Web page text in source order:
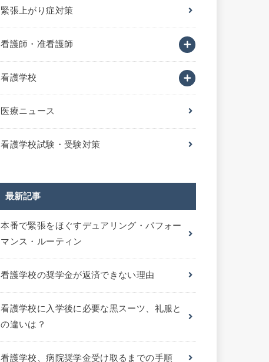
緊張上がり症対策
看護師・准看護師
看護学校
医療ニュース
看護学校試験・受験対策
最新記事
本番で緊張をほぐすデュアリング・パフォー
マンス・ルーティン
看護学校の奨学金が返済できない理由
看護学校に入学後に必要な黒スーツ、礼服と
の違いは？
看護学校、病院奨学金受け取るまでの手順